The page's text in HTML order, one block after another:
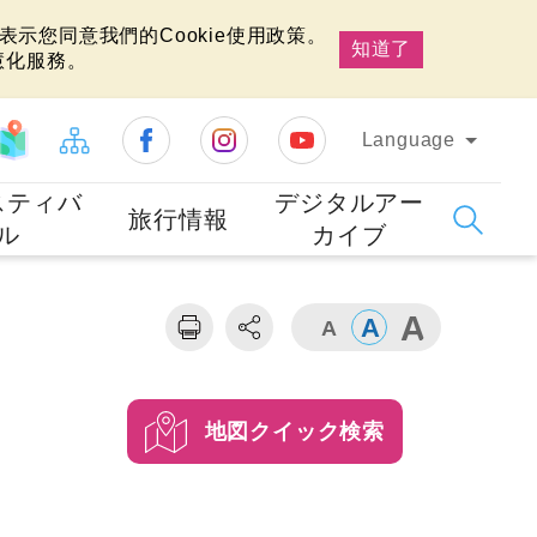
示您同意我們的Cookie使用政策。
服務。
知道了
Language
ティバ
旅行情報
デジタルアー
カイブ
地図クイック検索